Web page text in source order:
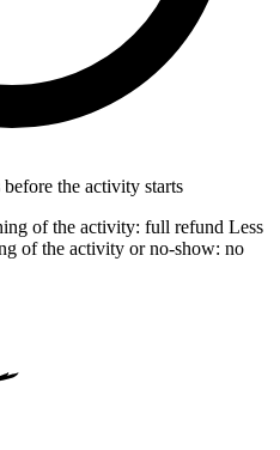
before the activity starts
of the activity: full refund Less
of the activity or no-show: no